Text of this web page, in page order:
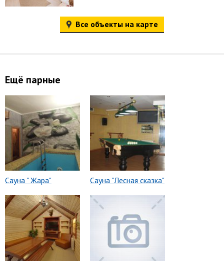
Все объекты на карте
Ещё парные
Сауна " Жара" Сауна "Лесная сказка"